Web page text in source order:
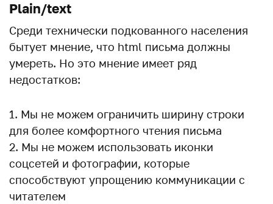
Plain/text
Среди технически подкованного населения
бытует мнение, что html письма должны
умереть. Но это мнение имеет ряд
недостатков:
Мы не можем ограничить ширину строки
для более комфортного чтения письма
Мы не можем использовать иконки
соцсетей и фотографии, которые
способствуют упрощению коммуникации с
читателем